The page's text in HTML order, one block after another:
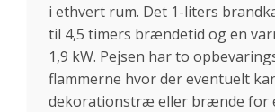
i ethvert rum. Det 1-liters
til 4,5 timers brændetid og en
1,9 kW. Pejsen har to
flammerne hvor der eventuelt
dekorationstræ eller brænde for